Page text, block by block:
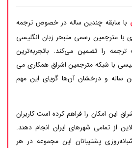
با سابقه چندین ساله در خصوص ترجمه
با مترجمین رسمی متبحر زبان انگلیسی
را تضمین می‌کند. باتجربه‌ترین
با شبکه مترجمین اشراق همکاری می
ساله و درخشان آن‌ها گویای این مهم
این امکان را فراهم کرده است کاربران
از تمامی شهرهای ایران انجام دهند.
پشتیبانان این مجموعه در هر